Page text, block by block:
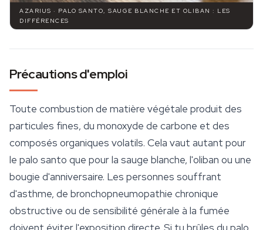
AZARIUS · PALO SANTO, SAUGE BLANCHE ET OLIBAN : LES
DIFFÉRENCES
Précautions d'emploi
Toute combustion de matière végétale produit des
particules fines, du monoxyde de carbone et des
composés organiques volatils. Cela vaut autant pour
le palo santo que pour la sauge blanche, l'oliban ou une
bougie d'anniversaire. Les personnes souffrant
d'asthme, de bronchopneumopathie chronique
obstructive ou de sensibilité générale à la fumée